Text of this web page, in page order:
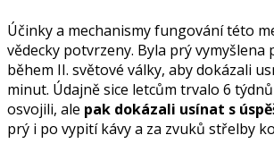
Účinky a mechanismy fungování této
vědecky potvrzeny. Byla prý vymyšlena
během II. světové války, aby dokázali
minut. Údajně sice letcům trvalo 6
osvojili, ale pak dokázali usínat s
prý i po vypití kávy a za zvuků střelby